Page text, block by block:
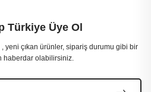
Türkiye Üye Ol
yeni çıkan ürünler, sipariş durumu gibi bir
haberdar olabilirsiniz.